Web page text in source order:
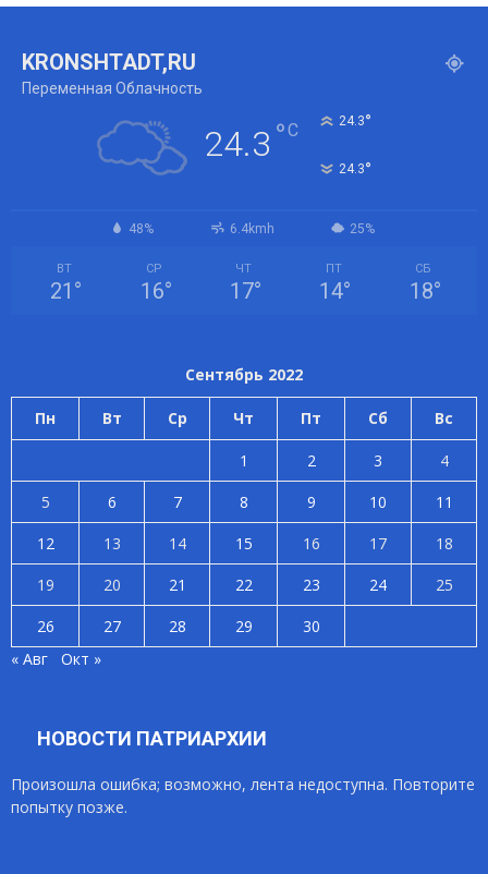
KRONSHTADT,RU
Переменная Облачность
24.3 °C 24.3°
24.3°
48% 6.4kmh 25%
ВТ
21 °
СР
16°
ЧТ
17°
ПТ
14°
СБ
18°
Сентябрь 2022
Пн Вт Ср Чт Пт Сб Вс
1 2 3
4
5
6 7 8 9 10
11
12
13 14 15 16 17
18
19
20 21 22 23 24
25
26
27 28 29
30
« Авг
Окт »
НОВОСТИ ПАТРИАРХИИ
Произошла ошибка; возможно, лента недоступна. Повторите
попытку позже.